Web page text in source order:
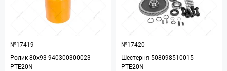
№17419
Ролик 80х93 940300300023
PTE20N
№17420
Шестерня 508098510015
PTE20N